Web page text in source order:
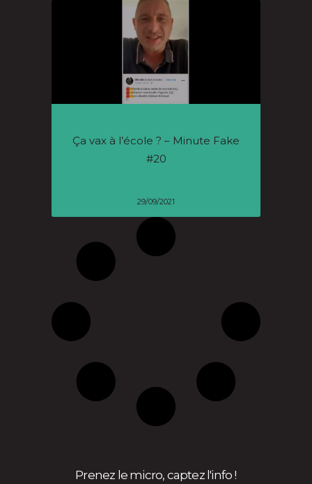
Ça vax à l’école ? – Minute Fake
#20
29/09/2021
Prenez le micro, captez l'info !